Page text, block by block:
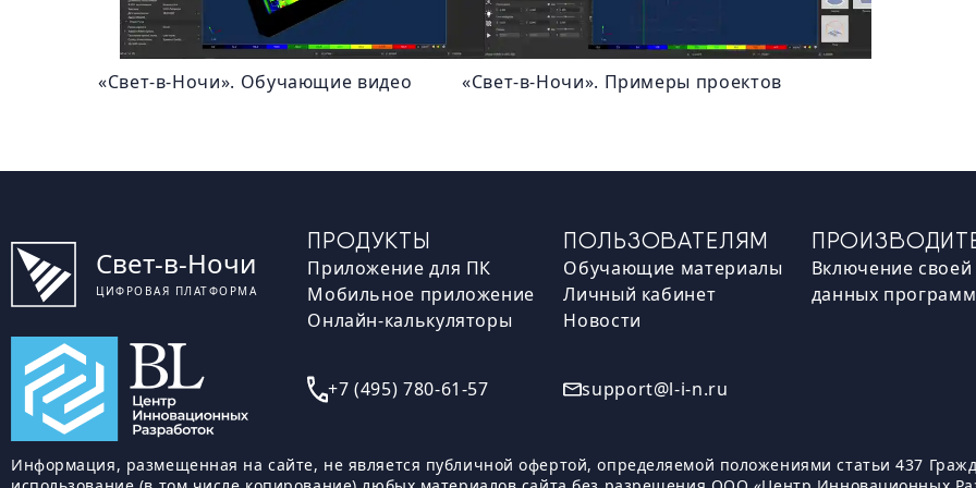
2.
3.
4.
«Свет-в-Ночи». Обучающие видео «Свет-в-Ночи». Примеры проектов
Свет-в-Ночи
ЦИФРОВАЯ ПЛАТФОРМА
ПРОДУКТЫ
Приложение для ПК
Мобильное приложение
Онлайн-калькуляторы
+7 (495) 780-61-57
ПОЛЬЗОВАТЕЛЯМ
Обучающие материалы
Личный кабинет
Новости
support@l-i-n.ru
Включение
данных
Информация, размещенная на сайте, не является публичной офертой, определяемой положениями статьи 437